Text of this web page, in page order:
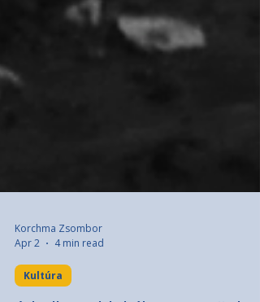
Korchma Zsombor
Apr 2
4 min read